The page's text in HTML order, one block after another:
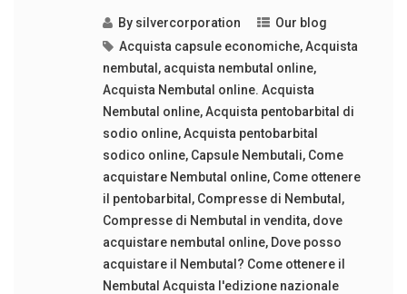
By silvercorporation
Our blog
Acquista capsule economiche,Acquista
nembutal , acquista nembutal online,
Acquista Nembutal online. Acquista
Nembutal online,Acquista pentobarbital di
sodio online,Acquista pentobarbital
sodico online, Capsule Nembutali, Come
acquistare Nembutal online, Come ottenere
il pentobarbital , Compresse di Nembutal ,
Compresse di Nembutal in vendita, dove
acquistare nembutal online, Dove posso
acquistare il Nembutal? Come ottenere il
Nembutal Acquista l'edizione nazionale